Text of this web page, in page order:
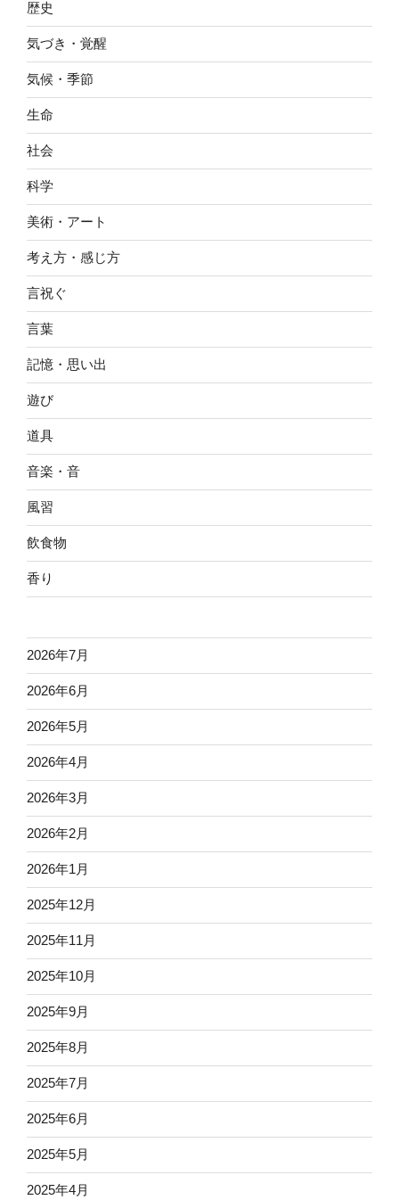
歴史
気づき・覚醒
気候・季節
生命
社会
科学
美術・アート
考え方・感じ方
言祝ぐ
言葉
記憶・思い出
遊び
道具
音楽・音
風習
飲食物
香り
2026年7月
2026年6月
2026年5月
2026年4月
2026年3月
2026年2月
2026年1月
2025年12月
2025年11月
2025年10月
2025年9月
2025年8月
2025年7月
2025年6月
2025年5月
2025年4月